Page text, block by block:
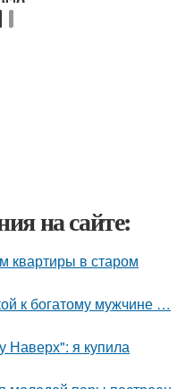
на сайте:
квартиры в старом
к богатому мужчине …
Наверх": я купила